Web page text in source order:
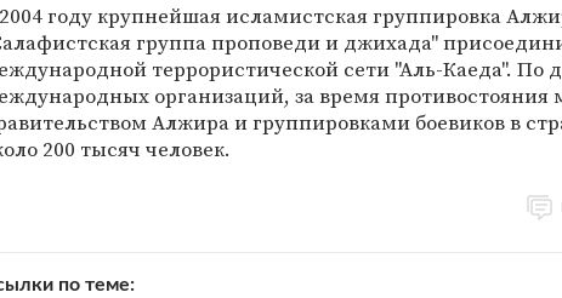
году крупнейшая исламистская группировка
группа проповеди и джихада"
террористической сети "Аль-Каеда". По
организаций, за время противостояния
Алжира и группировками боевиков в
200 тысяч человек.
по теме